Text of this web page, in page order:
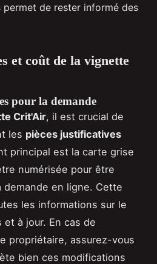
de rester informé des
et coût de la vignette
pour la demande
Crit'Air, il est crucial de
les pièces justificatives
principal est la carte grise
numérisée pour être
en ligne. Cette
les informations sur le
à jour. En cas de
propriétaire, assurez-vous
bien ces modifications